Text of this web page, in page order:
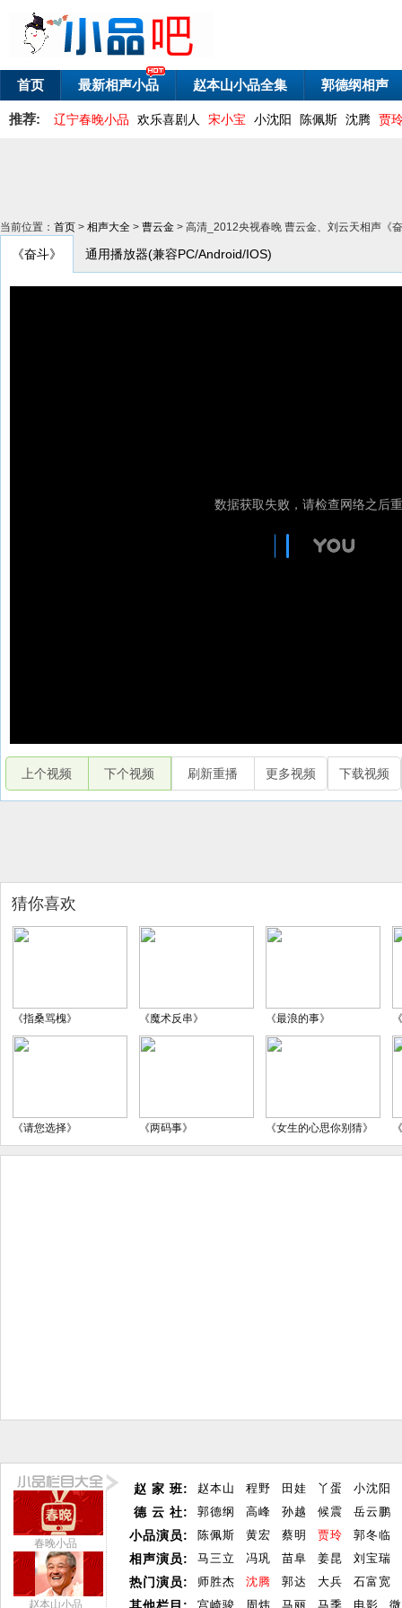
首页 最新相声小品 赵本山小品全集 郭德纲相声
推荐: 辽宁春晚小品 欢乐喜剧人 宋小宝 小沈阳 陈佩斯 沈腾 贾
当前位置： 首页 > 相声大全 > 曹云金 > 高清_2012央视春晚 曹云金、刘云天相声《
《奋斗》 通用播放器(兼容PC/Android/IOS)
上个视频 下个视频 刷新重播 更多视频 下载视频
猜你喜欢
《指桑骂槐》 《魔术反串》 《最浪的事》
《请您选择》 《两码事》 《女生的心思你别猜》
春晚小品
赵本山小品
赵 家 班:
德 云 社:
小品演员:
相声演员:
热门演员:
赵本山 程野 田娃 丫蛋
小沈阳
郭德纲
高峰 孙越 候震
岳云鹏
陈佩斯
黄宏 蔡明 贾玲
郭冬临
马三立
冯巩 苗阜 姜昆
刘宝瑞
师胜杰
沈腾 郭达 大兵
石富宽
宫崎骏
周炜 马丽 马季 电影